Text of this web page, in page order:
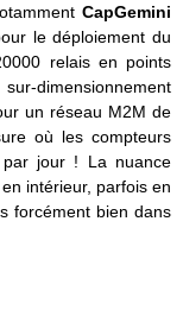
CapGemini
le déploiement du
relais en points
dimensionnement
un réseau M2M de
où les compteurs
par jour ! La nuance
intérieur, parfois en
forcément bien dans